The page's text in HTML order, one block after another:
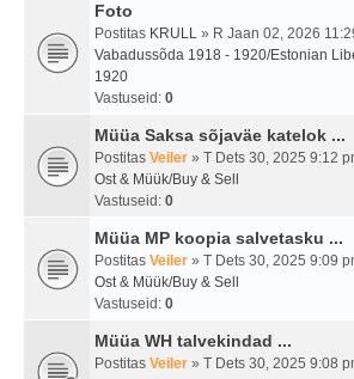
Foto
Postitas KRULL » R Jaan 02, 2026
Vabadussõda 1918 - 1920/Estonian
1920
Vastuseid: 0
Müüa Saksa sõjaväe katelok ...
Postitas Veiler » T Dets 30, 2025 9:12
Ost & Müük/Buy & Sell
Vastuseid: 0
Müüa MP koopia salvetasku ...
Postitas Veiler » T Dets 30, 2025 9:09
Ost & Müük/Buy & Sell
Vastuseid: 0
Müüa WH talvekindad ...
Postitas Veiler » T Dets 30, 2025 9:08